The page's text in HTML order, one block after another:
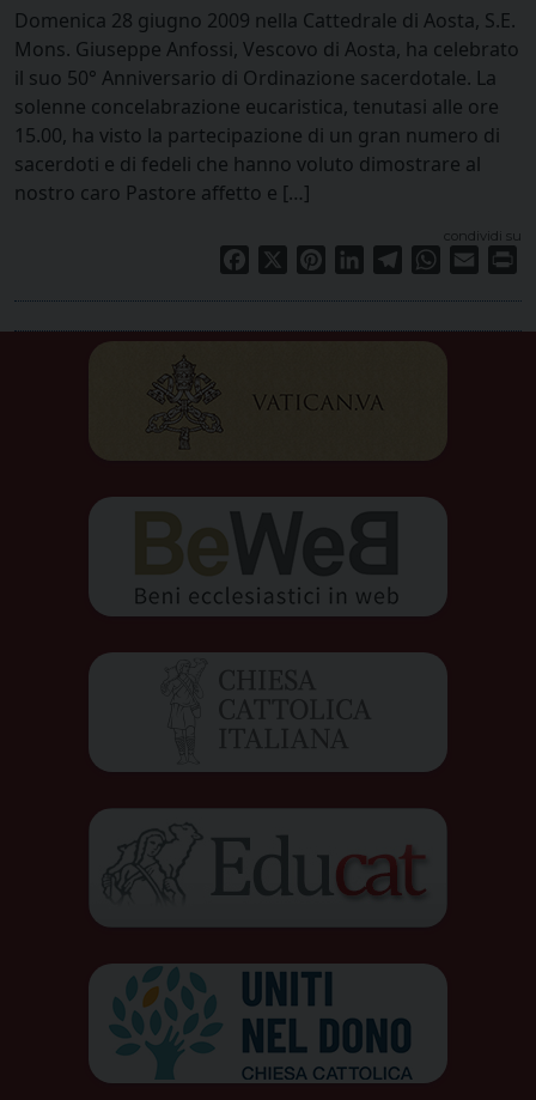
Domenica 28 giugno 2009 nella Cattedrale di Aosta, S.E.
Mons. Giuseppe Anfossi, Vescovo di Aosta, ha celebrato
il suo 50° Anniversario di Ordinazione sacerdotale. La
solenne concelabrazione eucaristica, tenutasi alle ore
15.00, ha visto la partecipazione di un gran numero di
sacerdoti e di fedeli che hanno voluto dimostrare al
nostro caro Pastore affetto e […]
condividi su
Facebook PinterestLinkedInTelegramWhatsApp
Email